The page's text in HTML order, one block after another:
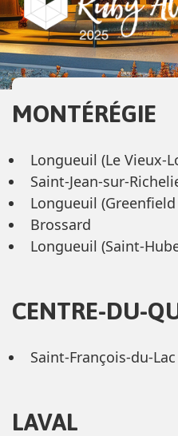
MONTÉRÉGIE
Longueuil (Le Vieux-
Saint-Jean-sur-
Longueuil (Greenfield
Brossard
Longueuil (Saint-
CENTRE-DU-
Saint-François-du-Lac
LAVAL